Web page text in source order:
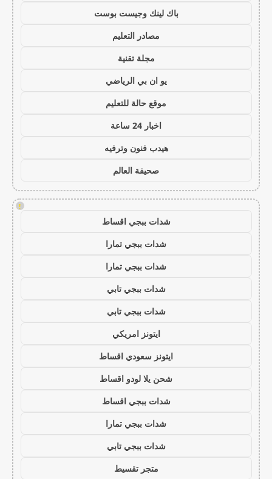
باك لينك وجيست بوست
مصادر التعليم
مجلة تقنية
يو ان بي الرياضي
موقع حالة للتعليم
اخبار 24 ساعة
هيدب فنون وترفيه
صحيفة العالم
!
شدات ببجي اقساط
شدات ببجي تمارا
شدات ببجي تمارا
شدات ببجي تابي
شدات ببجي تابي
ايتونز امريكي
ايتونز سعودي اقساط
شحن يلا لودو اقساط
شدات ببجي اقساط
شدات ببجي تمارا
شدات ببجي تابي
متجر تقسيط